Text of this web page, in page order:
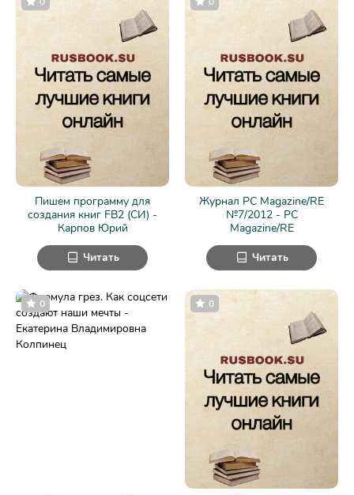
Пишем программу для
создания книг FB2 (СИ) -
Карпов Юрий
Читать
Журнал PC Magazine/RE
№7/2012 - PC
Magazine/RE
Читать
0 0